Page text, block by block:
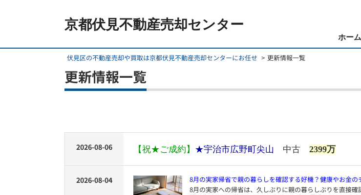
京都伏見不動産売却センター
ホーム
伏見区の不動産売却や買取は京都伏見不動産売却センターにお任せ 更新情報一覧
更新情報一覧
2026-08-06 【祝★ご成約】 ★宇治市広野町尖山 中古 2399万
2026-08-04
8月の実家帰省で親の暮らしを確認する好機？健康やお金の
8月の実家への帰省は、久しぶりに親の暮らしぶりを直接